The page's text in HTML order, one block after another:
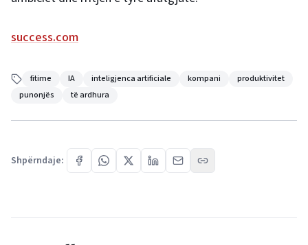
success.com
fitime IA inteligjenca artificiale kompani
produktivitet
punonjës
të ardhura
Shpërndaje: